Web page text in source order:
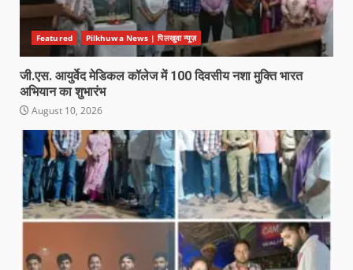
Featured Pilkhuwa News | पिलखुवा न्यूज़
जी.एस. आयुर्वेद मेडिकल कॉलेज में 100 दिवसीय नशा मुक्ति भारत
अभियान का शुभारंभ
August 10, 2026